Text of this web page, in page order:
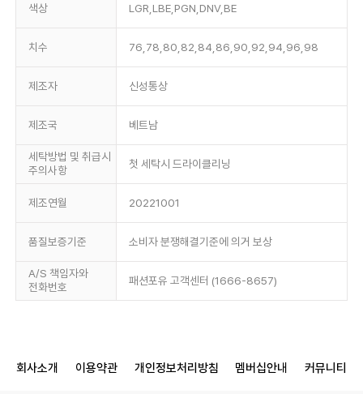
색상 LGR,LBE,PGN,DNV,BE
치수 76,78,80,82,84,86,90,92,94,96,98
제조자 신성통상
제조국 베트남
세탁방법 및 취급시
주의사항
첫 세탁시 드라이클리닝
제조연월 20221001
품질보증기준 소비자 분쟁해결기준에 의거 보상
A/S 책임자와
전화번호
패션포유 고객센터 (1666-8657)
회사소개 이용약관 개인정보처리방침 멤버십안내 커뮤니티